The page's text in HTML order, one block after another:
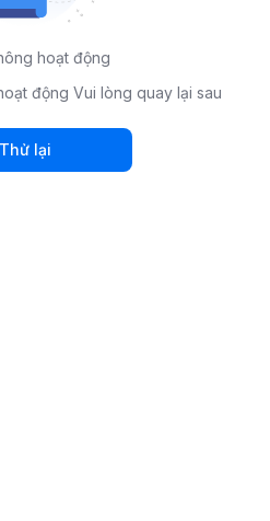
hoạt động
động Vui lòng quay lại sau
Thử lại